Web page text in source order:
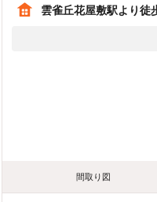
雲雀丘花屋敷駅より徒
間取り図